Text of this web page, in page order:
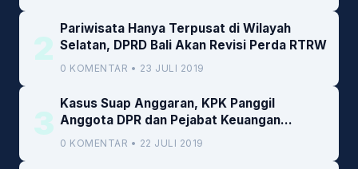
2
Pariwisata Hanya Terpusat di Wilayah
Selatan, DPRD Bali Akan Revisi Perda RTRW
0 KOMENTAR • 23 JULI 2019
3
Kasus Suap Anggaran, KPK Panggil
Anggota DPR dan Pejabat Keuangan
Kemenkeu
0 KOMENTAR • 22 JULI 2019